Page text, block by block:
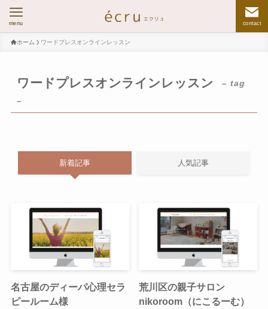
contact
menu
ホーム ワードプレスオンラインレッスン
ワードプレスオンラインレッスン
– tag
–
新着記事 人気記事
名古屋のディーパ心理セラ
ピールーム様
荒川区の親子サロン
nikoroom（にこるーむ）